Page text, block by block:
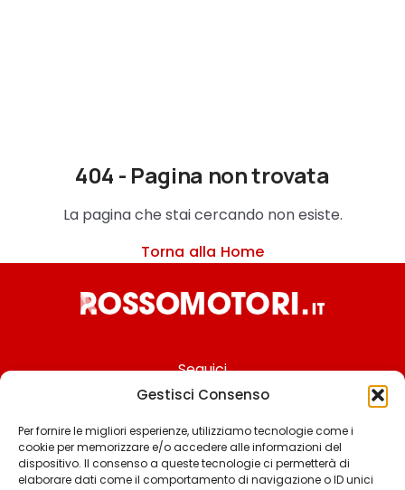
Gestisci Consenso
Per fornire le migliori esperienze, utilizziamo tecnologie come i
cookie per memorizzare e/o accedere alle informazioni del
dispositivo. Il consenso a queste tecnologie ci permetterà di
elaborare dati come il comportamento di navigazione o ID unici
404 - Pagina non trovata
La pagina che stai cercando non esiste.
Torna alla Home
Seguici
Chi siamo